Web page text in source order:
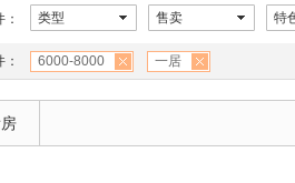
类型 售卖 特
6000-8000 一居